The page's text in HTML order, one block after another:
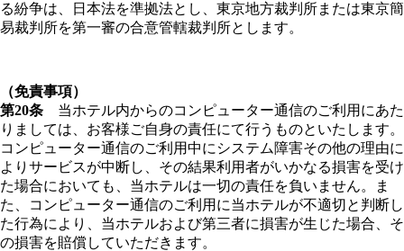
る紛争は、日本法を準拠法とし、東京地方裁判所または東京簡
易裁判所を第一審の合意管轄裁判所とします。
（免責事項）
第20条 当ホテル内からのコンピューター通信のご利用にあた
りましては、お客様ご自身の責任にて行うものといたします。
コンピューター通信のご利用中にシステム障害その他の理由に
よりサービスが中断し、その結果利用者がいかなる損害を受け
た場合においても、当ホテルは一切の責任を負いません。ま
た、コンピューター通信のご利用に当ホテルが不適切と判断し
た行為により、当ホテルおよび第三者に損害が生じた場合、そ
の損害を賠償していただきます。